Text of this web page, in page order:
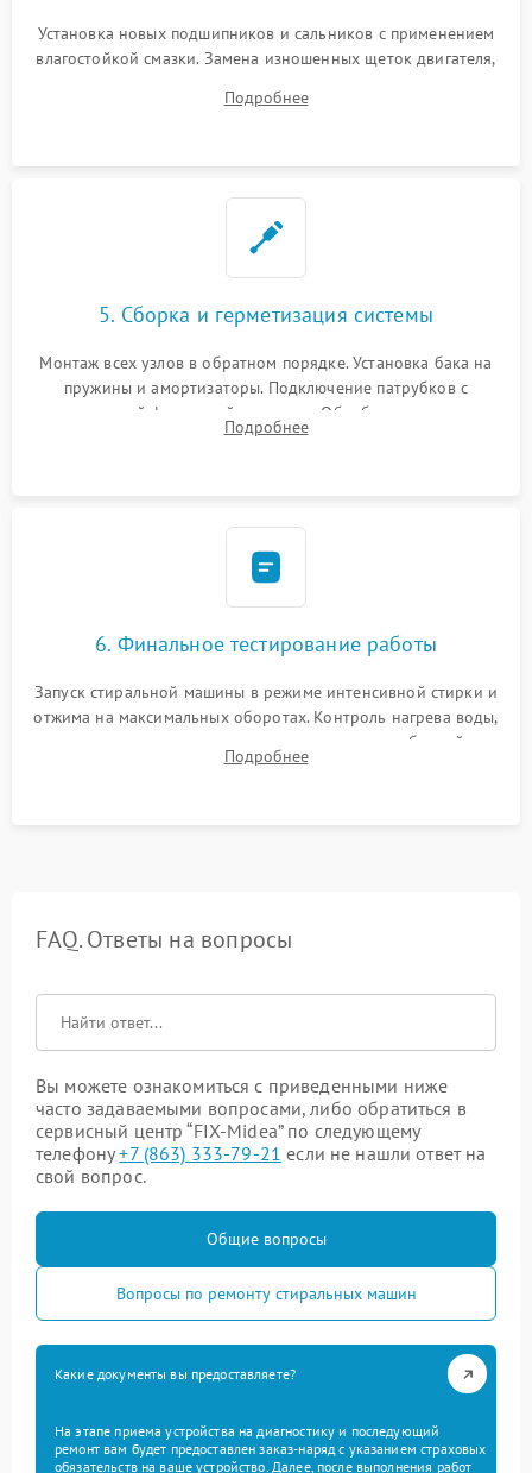
Установка новых подшипников и сальников с применением
влагостойкой смазки. Замена изношенных щеток двигателя,
или поврежденной резиновой манжеты.
Подробнее
5. Сборка и герметизация системы
Монтаж всех узлов в обратном порядке. Установка бака на
пружины и амортизаторы. Подключение патрубков с
надежной фиксацией хомутами. Обработка стыков
герметиком для предотвращения возможных протечек воды.
Подробнее
6. Финальное тестирование работы
Запуск стиральной машины в режиме интенсивной стирки и
отжима на максимальных оборотах. Контроль нагрева воды,
корректности слива, отсутствия излишних вибраций,
посторонних стуков и протечек под корпусом.
Подробнее
FAQ. Ответы на вопросы
Вы можете ознакомиться с приведенными ниже
часто задаваемыми вопросами, либо обратиться в
сервисный центр “FIX-Midea” по следующему
телефону+7 (863) 333-79-21 если не нашли ответ на
свой вопрос.
Общие вопросы
Вопросы по ремонту стиральных машин
Какие документы вы предоставляете?
На этапе приема устройства на диагностику и последующий
ремонт вам будет предоставлен заказ-наряд с указанием страховых
обязательств на ваше устройство. Далее, после выполнения работ